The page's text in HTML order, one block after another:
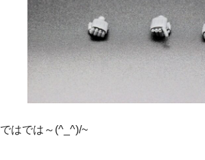
ではでは～(^_^)/~